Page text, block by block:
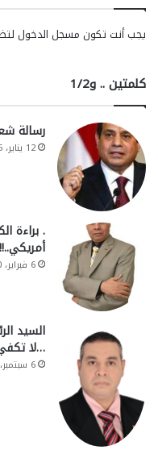
يجب أنت تكون مسجل الدخول
كلمتين .. و1/2
رسالة
12 يناير، 2025
. براءة
6 فبراير، 2020
السيد
…لا
6 سبتمبر، 2015